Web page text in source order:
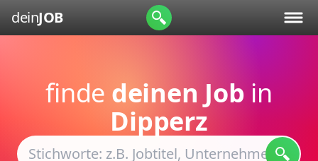
deinJOB
finde deinen Job in
Dipperz